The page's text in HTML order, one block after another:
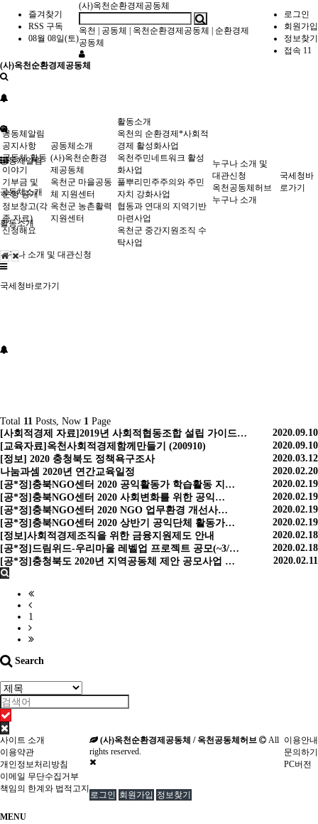
즐겨찾기
RSS 구독
08월 08일(토)
로그인
회원가입
정보찾기
접속 11
(사)옥천순환경제공동체
옥천 공동체 옥천순환경제공동체
순환경제
공동체
(사)옥천순환경제공동체
공동체알림
공동체소개
활동소개
누구나 소개 및 대관신청
국세청바로가기
공동체알림
공지사항
공동체 활동
이야기
기부금 및
운영 공개
정보창고(각
종 자료)
신청해요
공동체소개
(사)옥천순환경
제공동체
옥천군 마을공동
체 지원센터
옥천군 농촌활력
지원센터
활동소개
옥천의 순환경제*사회적
경제 활성화사업
옥천주민네트워크 활성
화사업
풀뿌리민주주의와 주민
자치 강화사업
협동과 연대의 지역기반
마련사업
옥천군 중간지원조직 수
탁사업
누구나 소개 및
대관신청
옥천공동체허브
누구나 소개
국세청바
로가기
Total 11 Posts, Now 1 Page
2020.09.10
[사회적경제 자료]2019년 사회적협동조합 설립 가이드…
2020.09.10
[교육자료]옥천사회적경제함께만들기 (200910)
2020.03.12
[정보] 2020 충청북도 정책욕구조사
2020.02.20
나눔과셈 2020년 연간교육일정
2020.02.19
[공*정]충북NGO센터 2020 공익활동가 학습활동 지…
2020.02.19
[공*정]충북NGO센터 2020 사회변화를 위한 공익…
2020.02.19
[공*정]충북NGO센터 2020 NGO 업무환경 개선사…
2020.02.19
[공*정]충북NGO센터 2020 상반기 공익단체 활동가…
2020.02.18
[정보]사회적경제조직을 위한 금융지원제도 안내
2020.02.18
[공*정]드림위드-우리마을 레벨업 프로젝트 공모(~3/…
2020.02.11
[공*정]충청북도 2020년 지역공동체 제안 공모사업 …
1
Search
사이트 소개
이용약관
개인정보처리방침
이메일 무단수집거부
책임의 한계와 법적고지
이용안내
문의하기
PC버전
(사)옥천순환경제공동체 / 옥천공동체허브
All
rights reserved.
로그인 회원가입 정보찾기
MENU